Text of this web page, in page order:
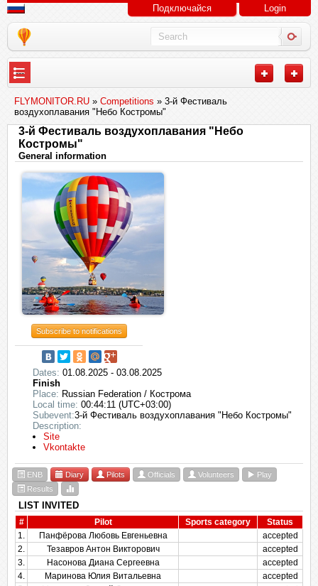
Подключайся Login
---
FLYMONITOR.RU » Competitions » 3-й Фестиваль
воздухоплавания "Небо Костромы"
3-й Фестиваль воздухоплавания "Небо
Костромы"
General information
Subscribe to notifications
Dates: 01.08.2025 - 03.08.2025
Finish
Place: Russian Federation / Кострома
Local time: 00:44:11 (UTC+03:00)
Subevent:3-й Фестиваль воздухоплавания "Небо Костромы"
Description:
Site
Vkontakte
ENB Diary Pilots Officials Volunteers
Play
Results
LIST INVITED
# Pilot Sports category
Status
1.
Панфёрова Любовь Евгеньевна
accepted
2.
Тезавров Антон Викторович
accepted
3.
Насонова Диана Сергеевна
accepted
4.
Маринова Юлия Витальевна
accepted